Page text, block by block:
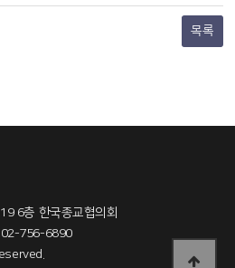
목록
6층 한국종교협의회
02-756-6890